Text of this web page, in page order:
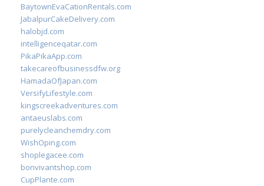
BaytownEvaCationRentals.com
JabalpurCakeDelivery.com
halobjd.com
intelligenceqatar.com
PikaPikaApp.com
takecareofbusinessdfw.org
HamadaOfJapan.com
VersifyLifestyle.com
kingscreekadventures.com
antaeuslabs.com
purelycleanchemdry.com
WishOping.com
shoplegacee.com
bonvivantshop.com
CupPlante.com